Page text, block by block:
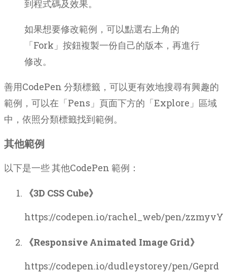
到程式碼及效果。
如果想要修改範例，可以點選右上角的
「Fork」按鈕複製一份自己的版本，再進行
修改。
善用CodePen 分類標籤，可以更有效地搜尋有興趣的
範例，可以在「Pens」頁面下方的「Explore」區域
中，依照分類標籤找到範例。
其他範例
以下是一些 其他CodePen 範例：
《3D CSS Cube》
https://codepen.io/rachel_web/pen/zzmyvY
《Responsive Animated Image Grid》
https://codepen.io/dudleystorey/pen/Geprd